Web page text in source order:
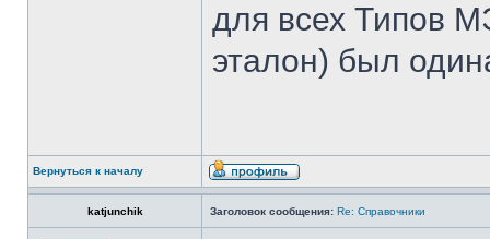
для всех Типов
эталон) был
Вернуться к началу
katjunchik Заголовок сообщения: Re: Справочники